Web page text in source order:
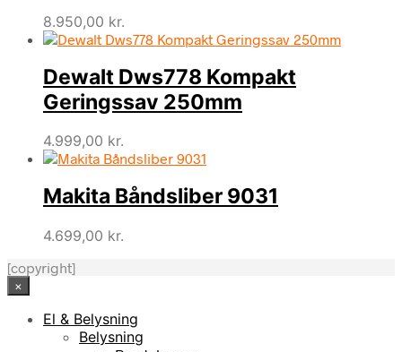
8.950,00 kr.
Dewalt Dws778 Kompakt
Geringssav 250mm
4.999,00 kr.
Makita Båndsliber 9031
4.699,00 kr.
[copyright]
×
El & Belysning
Belysning